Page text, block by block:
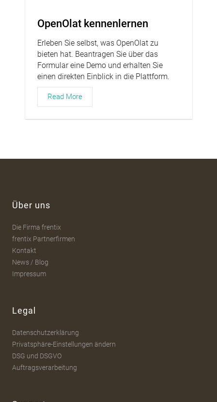
OpenOlat kennenlernen
Erleben Sie selbst, was OpenOlat zu
bieten hat. Beantragen Sie über das
Formular eine Demo und erhalten Sie
einen direkten Einblick in die Plattform.
Read More
Über uns
Die Firma frentix
frentix Partnerfirmen
Kontakt
News / Blog
Impressum
Legal
Datenschutzerklärung
Privatsphäre-Einstellungen ändern
DSG und DSGVO
Auftragsverarbeitung